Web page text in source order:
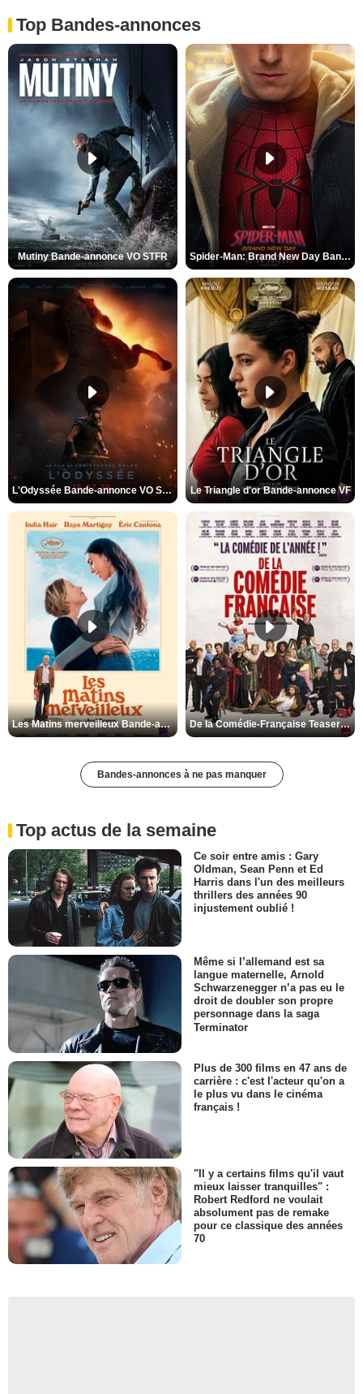
Top Bandes-annonces
Mutiny Bande-annonce VO STFR Spider-Man: Brand New Day Bande-annonce VO STFR
L'Odyssée Bande-annonce VO STFR Le Triangle d'or Bande-annonce VF
Les Matins merveilleux Bande-annonce VF De la Comédie-Française Teaser VF
Bandes-annonces à ne pas manquer
Top actus de la semaine
Ce soir entre amis : Gary
Oldman, Sean Penn et Ed
Harris dans l'un des meilleurs
thrillers des années 90
injustement oublié !
Même si l’allemand est sa
langue maternelle, Arnold
Schwarzenegger n’a pas eu le
droit de doubler son propre
personnage dans la saga
Terminator
Plus de 300 films en 47 ans de
carrière : c'est l'acteur qu'on a
le plus vu dans le cinéma
français !
"Il y a certains films qu'il vaut
mieux laisser tranquilles" :
Robert Redford ne voulait
absolument pas de remake
pour ce classique des années
70